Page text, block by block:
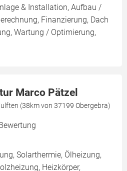
& Installation, Aufbau /
Finanzierung, Dach
Wartung / Optimierung,
Marco Pätzel
(38km von 37199 Obergebra)
Solarthermie, Ölheizung,
Heizkörper,